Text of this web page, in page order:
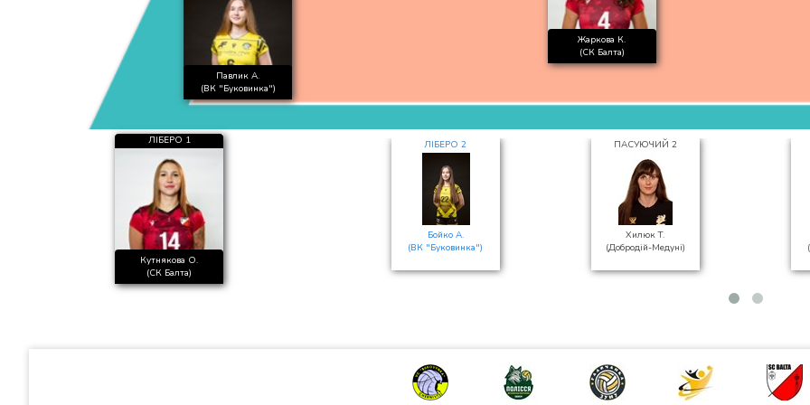
Павлик А.
(ВК "Буковинка")
Жаркова К.
(СК Балта)
ЛІБЕРО 1
Кутнякова О.
(СК Балта)
ЛІБЕРО 2
Бойко А.
(ВК "Буковинка")
ПАСУЮЧИЙ 2
Хилюк Т.
(Добродій-Медуні)